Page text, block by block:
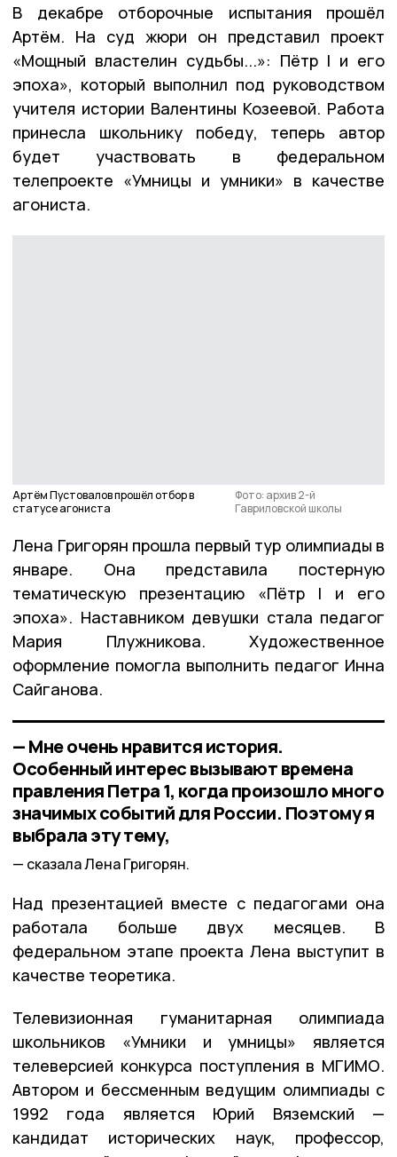
В декабре отборочные испытания прошёл
Артём. На суд жюри он представил проект
«Мощный властелин судьбы...»: Пётр I и его
эпоха», который выполнил под руководством
учителя истории Валентины Козеевой. Работа
принесла школьнику победу, теперь автор
будет участвовать в федеральном
телепроекте «Умницы и умники» в качестве
агониста.
Артём Пустовалов прошёл отбор в
статусе агониста
Фото: архив 2-й
Гавриловской школы
Лена Григорян прошла первый тур олимпиады в
январе. Она представила постерную
тематическую презентацию «Пётр I и его
эпоха». Наставником девушки стала педагог
Мария Плужникова. Художественное
оформление помогла выполнить педагог Инна
Сайганова.
— Мне очень нравится история.
Особенный интерес вызывают времена
правления Петра 1, когда произошло много
значимых событий для России. Поэтому я
выбрала эту тему,
сказала Лена Григорян.
Над презентацией вместе с педагогами она
работала больше двух месяцев. В
федеральном этапе проекта Лена выступит в
качестве теоретика.
Телевизионная гуманитарная олимпиада
школьников «Умники и умницы» является
телеверсией конкурса поступления в МГИМО.
Автором и бессменным ведущим олимпиады с
1992 года является Юрий Вяземский —
кандидат исторических наук, профессор,